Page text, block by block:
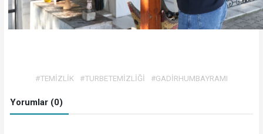
#TEMİZLİK #TURBETEMİZLİĞİ #GADİRHUMBAYRAMI
Yorumlar (0)